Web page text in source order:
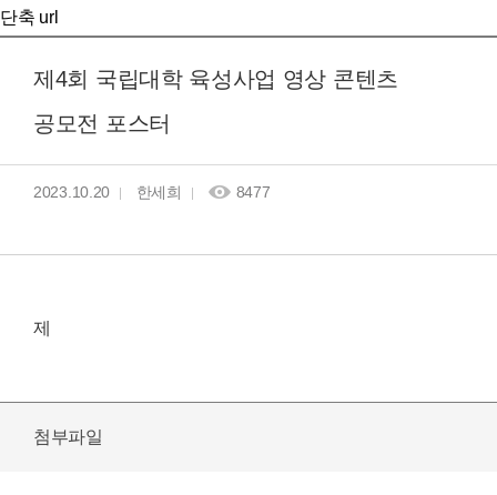
단축 url
제4회 국립대학 육성사업 영상 콘텐츠
공모전 포스터
2023.10.20 한세희 8477
제
첨부파일